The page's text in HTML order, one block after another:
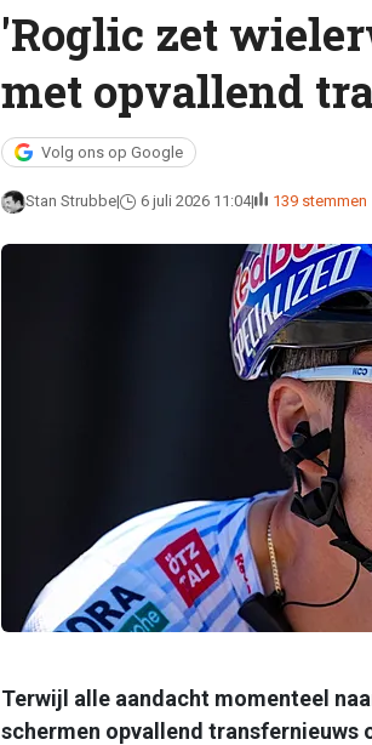
'Roglic zet
met opvallend
Volg ons op Google
Stan Strubbe 6 juli 2026 11:04 139 stemmen
Terwijl alle aandacht momenteel
schermen opvallend transfernieuws